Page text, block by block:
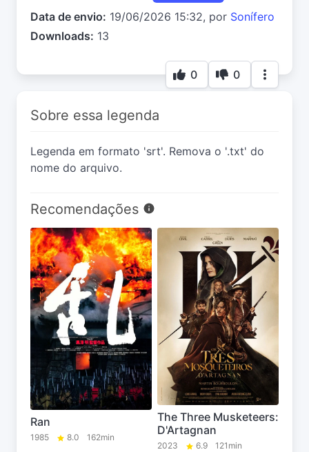
Data de envio: 19/06/2026 15:32, por Sonífero
Downloads: 13
0 0
Sobre essa legenda
Legenda em formato 'srt'. Remova o '.txt' do
nome do arquivo.
Recomendações
Ran
1985 8.0 162min
The Three Musketeers:
D'Artagnan
2023 6.9 121min